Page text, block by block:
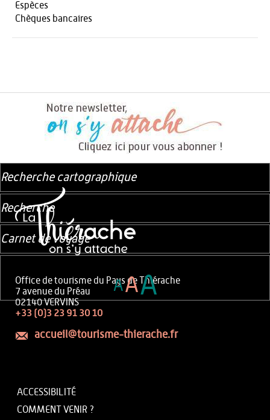
Espèces
Chèques bancaires
Office de tourisme du Pays de Thiérache
7 avenue du Préau
02140 VERVINS
+33 (0)3 23 91 30 10
accueil@tourisme-thierache.fr
ACCESSIBILITÉ
COMMENT VENIR ?
Recherche cartographique
Recherche
Carnet de voyage
AAA